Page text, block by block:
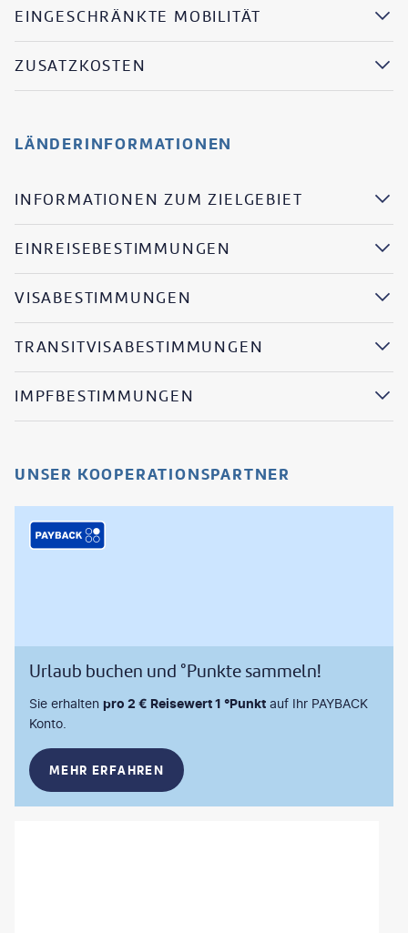
EINGESCHRÄNKTE MOBILITÄT
ZUSATZKOSTEN
LÄNDERINFORMATIONEN
INFORMATIONEN ZUM ZIELGEBIET
EINREISEBESTIMMUNGEN
VISABESTIMMUNGEN
TRANSITVISABESTIMMUNGEN
IMPFBESTIMMUNGEN
UNSER KOOPERATIONSPARTNER
Urlaub buchen und °Punkte sammeln!
Sie erhalten pro 2 € Reisewert 1 °Punkt auf Ihr PAYBACK
Konto.
MEHR ERFAHREN